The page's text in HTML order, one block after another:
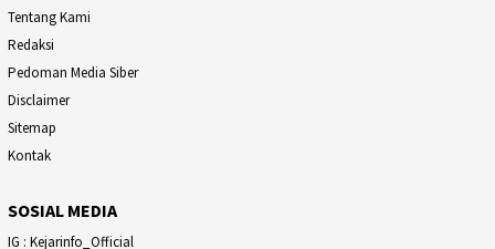
Tentang Kami
Redaksi
Pedoman Media Siber
Disclaimer
Sitemap
Kontak
SOSIAL MEDIA
IG : Kejarinfo_Official